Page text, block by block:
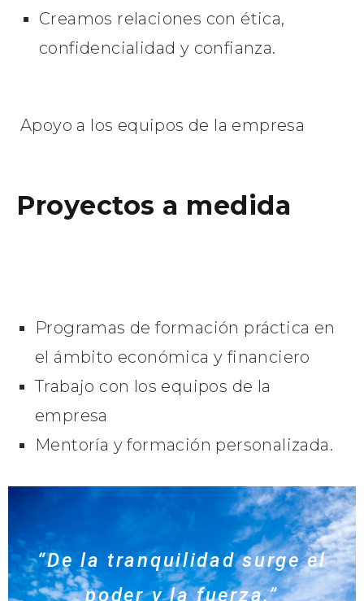
Creamos relaciones con ética,
confidencialidad y confianza.
Apoyo a los equipos de la empresa
Proyectos a medida
Programas de formación práctica en
el ámbito económica y financiero
Trabajo con los equipos de la
empresa
Mentoría y formación personalizada.
“De la tranquilidad surge el
poder y la fuerza.”